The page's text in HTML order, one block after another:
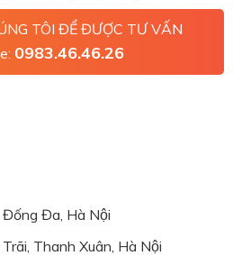
TÔI ĐỂ ĐƯỢC TƯ VẤN
0983.46.46.26
Đa, Hà Nội
Thanh Xuân, Hà Nội